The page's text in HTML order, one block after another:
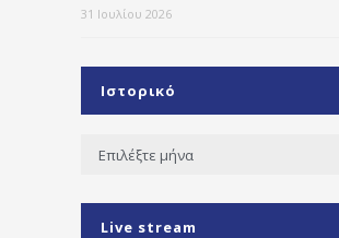
31 Ιουλίου 2026
Ιστορικό
Ιστορικό
Live stream